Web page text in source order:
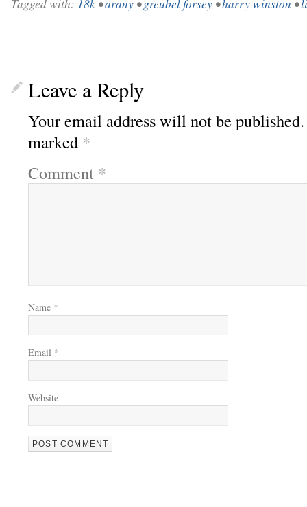
Tagged with: 18k •arany •greubel forsey •harry winston •
Leave a Reply
Your email address will not be published.
marked *
Comment *
Name *
Email *
Website